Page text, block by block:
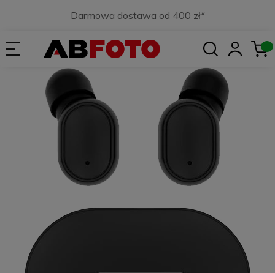
Darmowa dostawa od 400 zł*